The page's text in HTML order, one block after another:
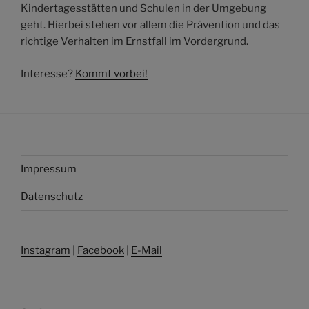
Kindertagesstätten und Schulen in der Umgebung
geht. Hierbei stehen vor allem die Prävention und das
richtige Verhalten im Ernstfall im Vordergrund.
Interesse? Kommt vorbei!
Impressum
Datenschutz
Instagram Facebook E-Mail